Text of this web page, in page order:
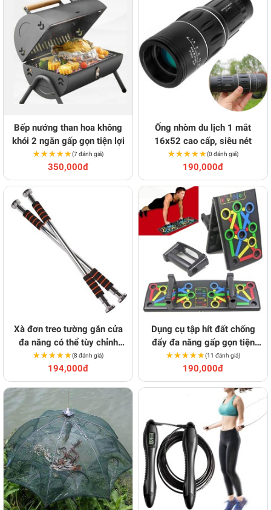
Bếp nướng than hoa không
khói 2 ngăn gấp gọn tiện lợi
★★★★★
★★★★★(7 đánh giá)
350,000đ
Ống nhòm du lịch 1 mắt
16x52 cao cấp, siêu nét
★★★★★
★★★★★(0 đánh giá)
190,000đ
Xà đơn treo tường gắn cửa
đa năng có thể tùy chỉnh
kích thước linh hoạt
★★★★★
★★★★★(8 đánh giá)
194,000đ
Dụng cụ tập hít đất chống
đẩy đa năng gấp gọn tiện
dụng
★★★★★
★★★★★(11 đánh giá)
190,000đ